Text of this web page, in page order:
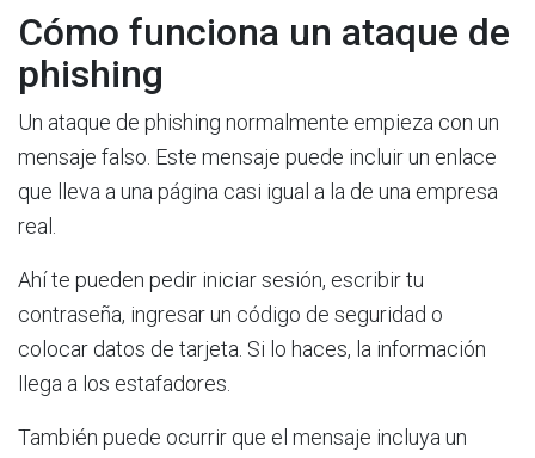
Cómo funciona un ataque de
phishing
Un ataque de phishing normalmente empieza con un
mensaje falso. Este mensaje puede incluir un enlace
que lleva a una página casi igual a la de una empresa
real.
Ahí te pueden pedir iniciar sesión, escribir tu
contraseña, ingresar un código de seguridad o
colocar datos de tarjeta. Si lo haces, la información
llega a los estafadores.
También puede ocurrir que el mensaje incluya un